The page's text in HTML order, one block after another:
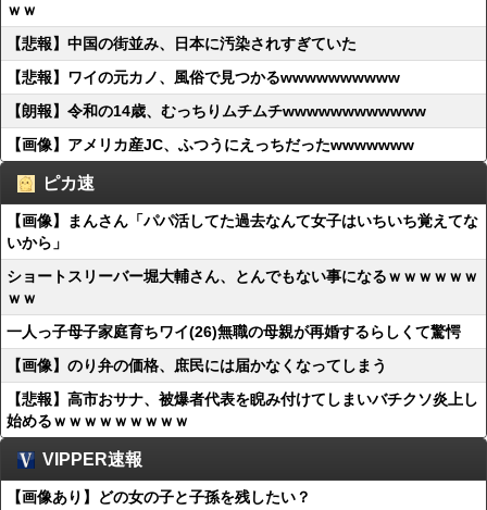
ｗｗ
【悲報】中国の街並み、日本に汚染されすぎていた
【悲報】ワイの元カノ、風俗で見つかるwwwwwwwwww
【朗報】令和の14歳、むっちりムチムチwwwwwwwwwwww
【画像】アメリカ産JC、ふつうにえっちだったwwwwwww
ピカ速
【画像】まんさん「パパ活してた過去なんて女子はいちいち覚えてな
いから」
ショートスリーバー堀大輔さん、とんでもない事になるｗｗｗｗｗｗ
ｗｗ
一人っ子母子家庭育ちワイ(26)無職の母親が再婚するらしくて驚愕
【画像】のり弁の価格、庶民には届かなくなってしまう
【悲報】高市おサナ、被爆者代表を睨み付けてしまいバチクソ炎上し
始めるｗｗｗｗｗｗｗｗｗ
VIPPER速報
【画像あり】どの女の子と子孫を残したい？